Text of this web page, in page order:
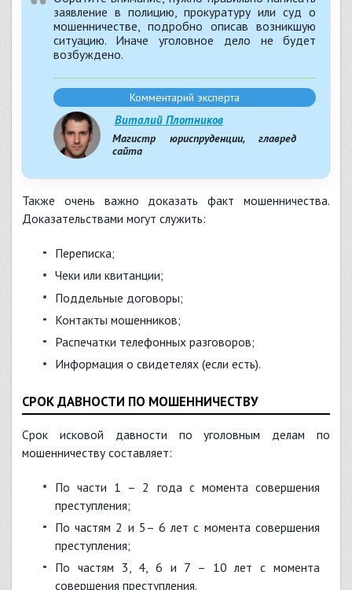
заявление в полицию, прокуратуру или суд о
мошенничестве, подробно описав возникшую
ситуацию. Иначе уголовное дело не будет
возбуждено.
Виталий Плотников
Магистр юриспруденции, главред
сайта
Комментарий эксперта
Также очень важно доказать факт мошенничества.
Доказательствами могут служить:
переписка;
чеки или квитанции;
поддельные договоры;
контакты мошенников;
распечатки телефонных разговоров;
информация о свидетелях (если есть).
СРОК ДАВНОСТИ ПО МОШЕННИЧЕСТВУ
Срок исковой давности по уголовным делам по
мошенничеству составляет:
по части 1 – 2 года с момента совершения
преступления;
по частям 2 и 5– 6 лет с момента совершения
преступления;
по частям 3, 4, 6 и 7 – 10 лет с момента
совершения преступления.